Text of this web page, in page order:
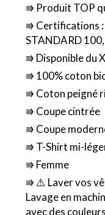
⭆ Produit TOP
⭆ Certifications :
STANDARD
⭆ Disponible du
⭆ 100% coton
⭆ Coton peigné
⭆ Coupe cintrée
⭆ Coupe
⭆ T-Shirt mi-
⭆ Femme
⭆ ⚠️ Laver vos
Lavage en
avec des